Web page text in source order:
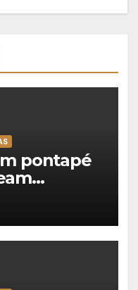
pontapé
Volta a